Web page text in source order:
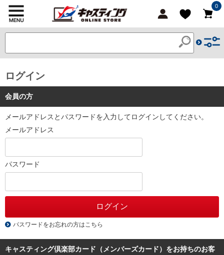
0
ログイン
会員の方
メールアドレスとパスワードを入力してログインしてください。
メールアドレス
パスワード
パスワードをお忘れの方はこちら
キャスティング倶楽部カード（メンバーズカード）をお持ちのお客